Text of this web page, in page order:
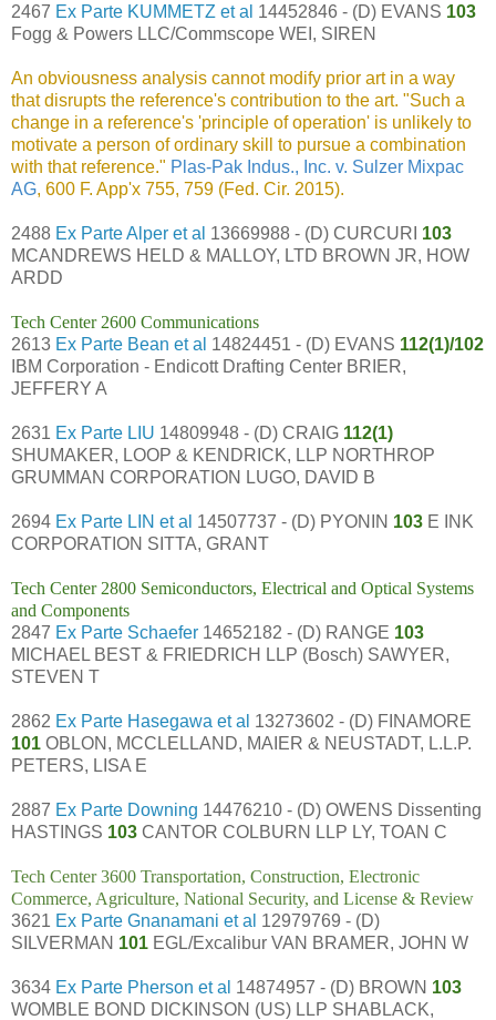
2467 Ex Parte KUMMETZ et al 14452846 - (D) EVANS 103
Fogg & Powers LLC/Commscope WEI, SIREN
An obviousness analysis cannot modify prior art in a way
that disrupts the reference's contribution to the art. "Such a
change in a reference's 'principle of operation' is unlikely to
motivate a person of ordinary skill to pursue a combination
with that reference." Plas-Pak Indus., Inc. v. Sulzer Mixpac
AG, 600 F. App'x 755, 759 (Fed. Cir. 2015).
2488 Ex Parte Alper et al 13669988 - (D) CURCURI 103
MCANDREWS HELD & MALLOY, LTD BROWN JR, HOW
ARDD
Tech Center 2600 Communications
2613 Ex Parte Bean et al 14824451 - (D) EVANS 112(1)/102
IBM Corporation - Endicott Drafting Center BRIER,
JEFFERY A
2631 Ex Parte LIU 14809948 - (D) CRAIG 112(1)
SHUMAKER, LOOP & KENDRICK, LLP NORTHROP
GRUMMAN CORPORATION LUGO, DAVID B
2694 Ex Parte LIN et al 14507737 - (D) PYONIN 103 E INK
CORPORATION SITTA, GRANT
Tech Center 2800 Semiconductors, Electrical and Optical Systems
and Components
2847 Ex Parte Schaefer 14652182 - (D) RANGE 103
MICHAEL BEST & FRIEDRICH LLP (Bosch) SAWYER,
STEVEN T
2862 Ex Parte Hasegawa et al 13273602 - (D) FINAMORE
101 OBLON, MCCLELLAND, MAIER & NEUSTADT, L.L.P.
PETERS, LISA E
2887 Ex Parte Downing 14476210 - (D) OWENS Dissenting
HASTINGS 103 CANTOR COLBURN LLP LY, TOAN C
Tech Center 3600 Transportation, Construction, Electronic
Commerce, Agriculture, National Security, and License & Review
3621 Ex Parte Gnanamani et al 12979769 - (D)
SILVERMAN 101 EGL/Excalibur VAN BRAMER, JOHN W
3634 Ex Parte Pherson et al 14874957 - (D) BROWN 103
WOMBLE BOND DICKINSON (US) LLP SHABLACK,